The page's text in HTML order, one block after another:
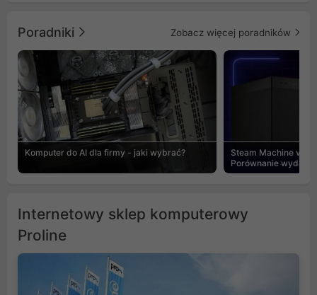
Poradniki Zobacz więcej poradników
Komputer do AI dla firmy - jaki wybrać?
Steam Machine vs
Porównanie
Internetowy sklep komputerowy
Proline